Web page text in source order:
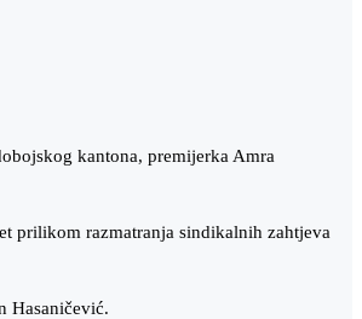
kantona, premijerka Amra
prilikom razmatranja sindikalnih zahtjeva
Hasaničević.